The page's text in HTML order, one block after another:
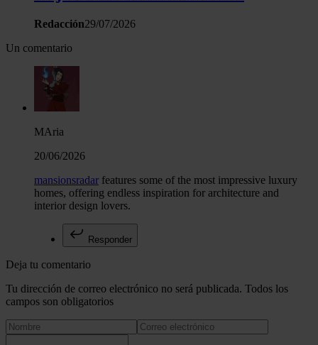
Redacción29/07/2026
Un comentario
MAria
20/06/2026
mansionsradar features some of the most impressive luxury
homes, offering endless inspiration for architecture and
interior design lovers.
Responder
Deja tu comentario
Tu dirección de correo electrónico no será publicada. Todos los
campos son obligatorios